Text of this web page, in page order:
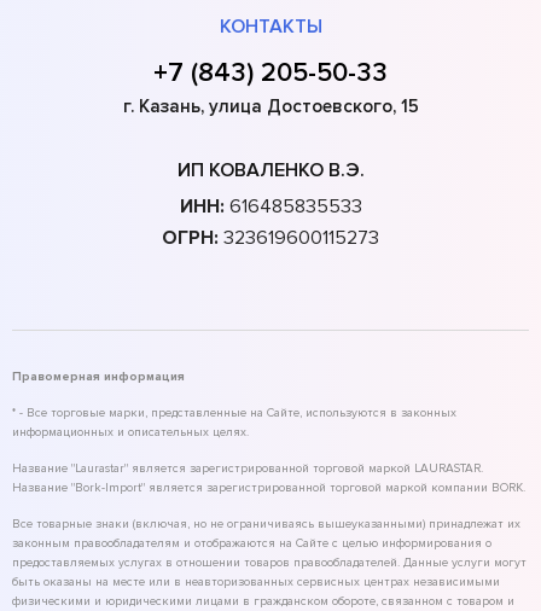
КОНТАКТЫ
+7 (843) 205-50-33
г. Казань, улица Достоевского, 15
ИП КОВАЛЕНКО В.Э.
ИНН: 616485835533
ОГРН: 323619600115273
Правомерная информация
* - Все торговые марки, представленные на Сайте, используются в законных
информационных и описательных целях.
Название "Laurastar" является зарегистрированной торговой маркой LAURASTAR.
Название "Bork-Import" является зарегистрированной торговой маркой компании BORK.
Все товарные знаки (включая, но не ограничиваясь вышеуказанными) принадлежат их
законным правообладателям и отображаются на Сайте с целью информирования о
предоставляемых услугах в отношении товаров правообладателей. Данные услуги могут
быть оказаны на месте или в неавторизованных сервисных центрах независимыми
физическими и юридическими лицами в гражданском обороте, связанном с товаром и